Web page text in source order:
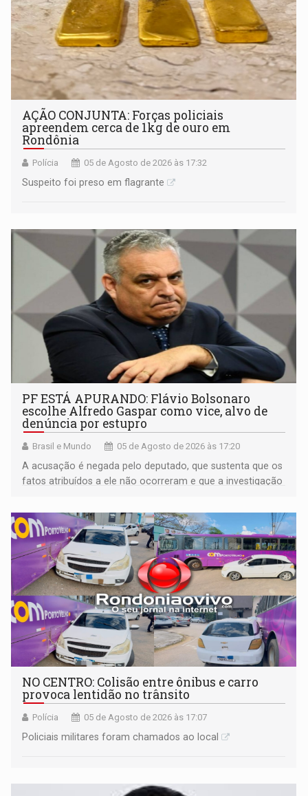
AÇÃO CONJUNTA: Forças policiais
apreendem cerca de 1kg de ouro em
Rondônia
Polícia 05 de Agosto de 2026 às 17:32
Suspeito foi preso em flagrante
PF ESTÁ APURANDO: Flávio Bolsonaro
escolhe Alfredo Gaspar como vice, alvo de
denúncia por estupro
Brasil e Mundo 05 de Agosto de 2026 às 17:20
A acusação é negada pelo deputado, que sustenta que os
fatos atribuídos a ele não ocorreram e que a investigação
NO CENTRO: Colisão entre ônibus e carro
provoca lentidão no trânsito
Polícia 05 de Agosto de 2026 às 17:07
Policiais militares foram chamados ao local